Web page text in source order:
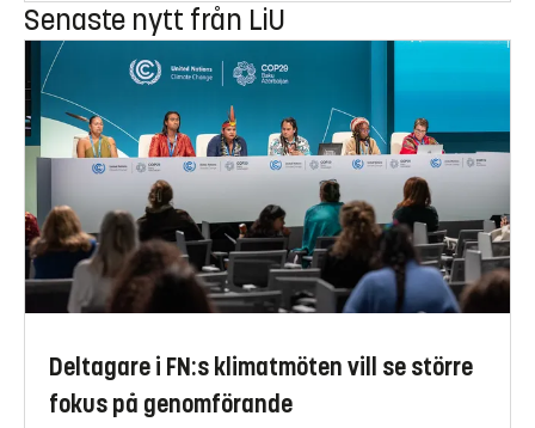
Senaste nytt från LiU
Deltagare i FN:s klimatmöten vill se större
fokus på genomförande